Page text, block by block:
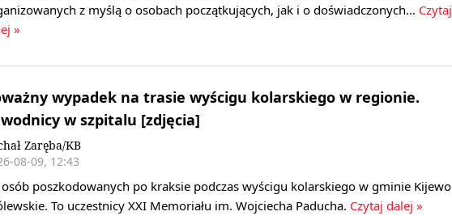
z myślą o osobach początkujących, jak i o doświadczonych… Czytaj
»
wypadek na trasie wyścigu kolarskiego w regionie.
w szpitalu [zdjęcia]
Zaręba/KB
08-09, 12:43
poszkodowanych po kraksie podczas wyścigu kolarskiego w gminie Kijewo
To uczestnicy XXI Memoriału im. Wojciecha Paducha. Czytaj dalej »